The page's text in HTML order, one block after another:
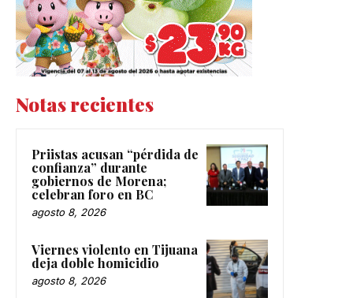
Notas recientes
Priistas acusan “pérdida de
confianza” durante
gobiernos de Morena;
celebran foro en BC
agosto 8, 2026
Viernes violento en Tijuana
deja doble homicidio
agosto 8, 2026